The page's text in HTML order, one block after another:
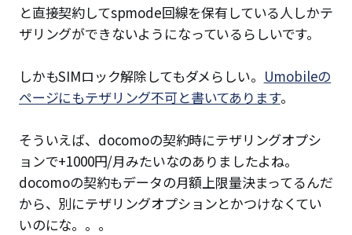
と直接契約してspmode回線を保有している人しかテ
ザリングができないようになっているらしいです。
しかもSIMロック解除してもダメらしい。 Umobileの
ページにもテザリング不可と書いてあります。
そういえば、docomoの契約時にテザリングオプシ
ョンで+1000円/月みたいなのありましたよね。
docomoの契約もデータの月額上限量決まってるんだ
から、別にテザリングオプションとかつけなくてい
いのにな。。。